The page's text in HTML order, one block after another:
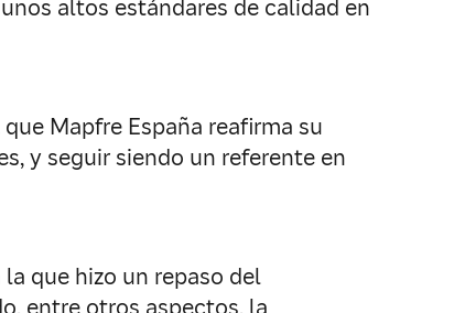
altos estándares de calidad en
Mapfre España reafirma su
y seguir siendo un referente en
que hizo un repaso del